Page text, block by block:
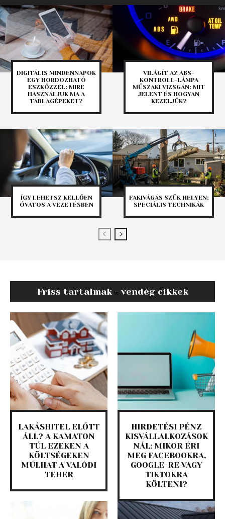
DIGITÁLIS MINDENNAPOK
EGY HORDOZHATÓ
ESZKÖZZEL: MIRE
HASZNÁLJUK MA A
TÁBLAGÉPEKET?
VILÁGÍT AZ ABS-
KONTROLL-LÁMPA
MŰSZAKI VIZSGÁN: MIT
JELENT ÉS HOGYAN
KEZELJÜK?
ÍGY LEHETSZ KELLŐEN
ÓVATOS A VEZETÉSBEN
FAKIVÁGÁS SZŰK HELYEN:
SPECIÁLIS TECHNIKÁK
Friss tartalmak - vendég cikkek
LAKÁSHITEL ELŐTT
ÁLL? A KAMATON
TÚL EZEKEN A
KÖLTSÉGEKEN
MÚLHAT A VALÓDI
TEHER
HIRDETÉSI PÉNZ
KISVÁLLALKOZÁSOK
NÁL: MIKOR ÉRI
MEG FACEBOOKRA,
GOOGLE-RE VAGY
TIKTOKRA
KÖLTENI?